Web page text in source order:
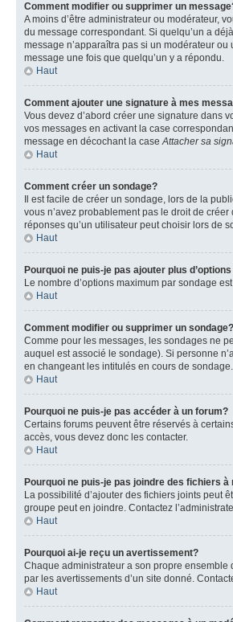
Comment modifier ou supprimer un
A moins d’être administrateur ou modérateur,
du message correspondant. Si quelqu’un a
message n’apparaîtra pas si un modérateur
message une fois que quelqu’un y a répondu.
Haut
Comment ajouter une signature à mes
Vous devez d’abord créer une signature dans
vos messages en activant la case
message en décochant la caseAttacher sa
Haut
Comment créer un sondage?
Il est facile de créer un sondage, lors de la
vous n’avez probablement pas le droit de
réponses qu’un utilisateur peut choisir lors de
Haut
Pourquoi ne puis-je pas ajouter plus
Le nombre d’options maximum par sondage
Haut
Comment modifier ou supprimer un sondage?
Comme pour les messages, les sondages ne
auquel est associé le sondage). Si personne
en changeant les intitulés en cours de sondage.
Haut
Pourquoi ne puis-je pas accéder à un forum?
Certains forums peuvent être réservés à
accès, vous devez donc les contacter.
Haut
Pourquoi ne puis-je pas joindre des fichiers à
La possibilité d’ajouter des fichiers joints peut
groupe peut en joindre. Contactez
Haut
Pourquoi ai-je reçu un avertissement?
Chaque administrateur a son propre ensemble
par les avertissements d’un site donné.
Haut